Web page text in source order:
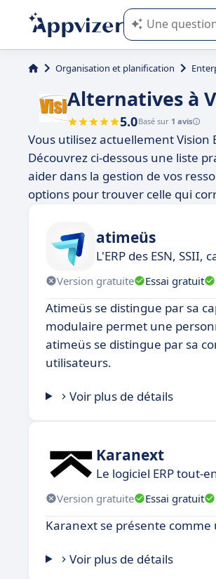
L'IA de
Organisation et planification
Alternatives à
5.0Basé sur 1 avis
Vous utilisez actuellement Vision
Découvrez ci-dessous une liste
aider dans la gestion de vos
options pour trouver celle qui
atimeüs
L'ERP des ESN,
Version gratuite Essai gratuit
Atimeüs se distingue par sa
modulaire permet une
atimeüs se distingue par sa
utilisateurs.
Voir plus de détails
Karanext
Le logiciel ERP tout-
Version gratuite Essai gratuit
Karanext se présente comme
Voir plus de détails